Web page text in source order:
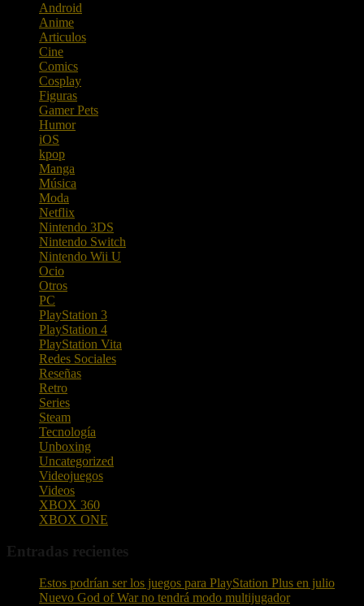
Android
Anime
Articulos
Cine
Comics
Cosplay
Figuras
Gamer Pets
Humor
iOS
kpop
Manga
Música
Moda
Netflix
Nintendo 3DS
Nintendo Switch
Nintendo Wii U
Ocio
Otros
PC
PlayStation 3
PlayStation 4
PlayStation Vita
Redes Sociales
Reseñas
Retro
Series
Steam
Tecnología
Unboxing
Uncategorized
Videojuegos
Videos
XBOX 360
XBOX ONE
Entradas recientes
Estos podrían ser los juegos para PlayStation Plus en julio
Nuevo God of War no tendrá modo multijugador